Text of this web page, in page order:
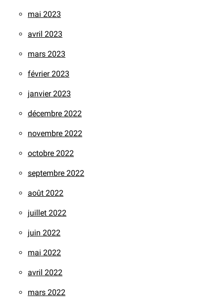
mai 2023
avril 2023
mars 2023
février 2023
janvier 2023
décembre 2022
novembre 2022
octobre 2022
septembre 2022
août 2022
juillet 2022
juin 2022
mai 2022
avril 2022
mars 2022